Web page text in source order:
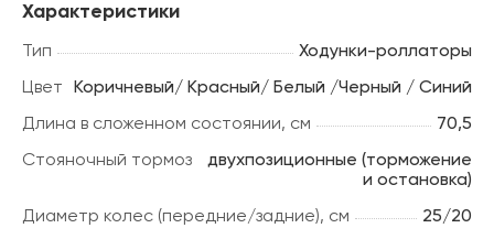
Характеристики
Тип
Ходунки-роллаторы
Цвет Коричневый/ Красный/ Белый /Черный / Синий
Длина в сложенном состоянии, см
70,5
Стояночный тормоз
двухпозиционные (торможение
и остановка)
Диаметр колес (передние/задние), см
25/20